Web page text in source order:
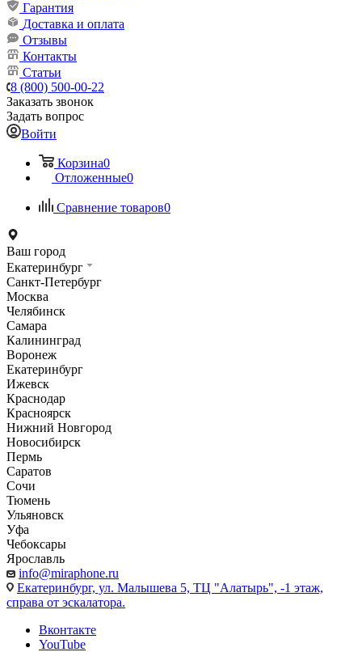
Гарантия
Доставка и оплата
Отзывы
Контакты
Статьи
8 (800) 500-00-22
Заказать звонок
Задать вопрос
Войти
Корзина0
Отложенные0
Сравнение товаров0
Ваш город
Екатеринбург
Санкт-Петербург
Москва
Челябинск
Самара
Калининград
Воронеж
Екатеринбург
Ижевск
Краснодар
Красноярск
Нижний Новгород
Новосибирск
Пермь
Саратов
Сочи
Тюмень
Ульяновск
Уфа
Чебоксары
Ярославль
info@miraphone.ru
Екатеринбург, ул. Малышева 5, ТЦ "Алатырь", -1 этаж,
справа от эскалатора.
Вконтакте
YouTube